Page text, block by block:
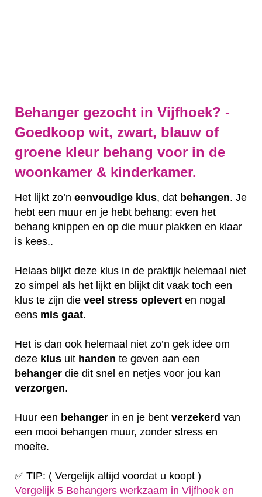
Behanger gezocht in Vijfhoek? -
Goedkoop wit, zwart, blauw of
groene kleur behang voor in de
woonkamer & kinderkamer.
Het lijkt zo’n eenvoudige klus, dat behangen. Je
hebt een muur en je hebt behang: even het
behang knippen en op die muur plakken en klaar
is kees..
Helaas blijkt deze klus in de praktijk helemaal niet
zo simpel als het lijkt en blijkt dit vaak toch een
klus te zijn die veel stress oplevert en nogal
eens mis gaat.
Het is dan ook helemaal niet zo’n gek idee om
deze klus uit handen te geven aan een
behanger die dit snel en netjes voor jou kan
verzorgen.
Huur een behanger in en je bent verzekerd van
een mooi behangen muur, zonder stress en
moeite.
✅ TIP: ( Vergelijk altijd voordat u koopt )
Vergelijk 5 Behangers werkzaam in Vijfhoek en